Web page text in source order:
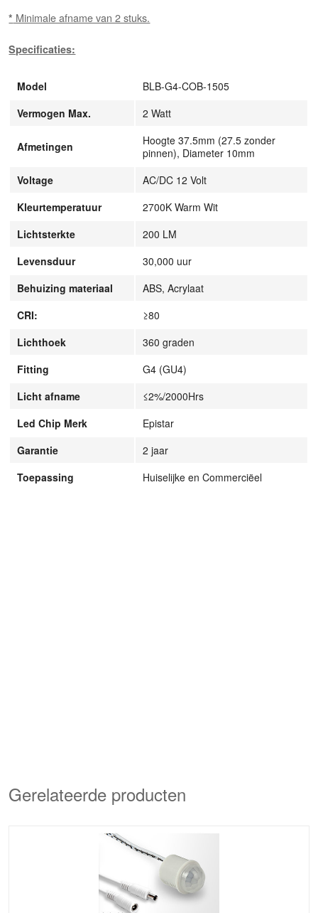
* Minimale afname van 2 stuks.
Specificaties:
Model
BLB-G4-COB-1505
Vermogen Max.
2 Watt
Afmetingen
Hoogte 37.5mm (27.5 zonder
pinnen), Diameter 10mm
Voltage
AC/DC 12 Volt
Kleurtemperatuur
2700K Warm Wit
Lichtsterkte
200 LM
Levensduur
30,000 uur
Behuizing materiaal
ABS, Acrylaat
CRI:
≥80
Lichthoek
360 graden
Fitting
G4 (GU4)
Licht afname
≤2%/2000Hrs
Led Chip Merk
Epistar
Garantie
2 jaar
Toepassing
Huiselijke en Commerciëel
Gerelateerde producten